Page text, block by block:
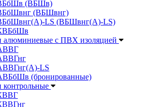
(ВБШв)
(ВБШвнг)
LS (ВБШвнг(А)-LS)
алюминиевые с ПВХ изоляцией
LS
(бронированные)
контрольные